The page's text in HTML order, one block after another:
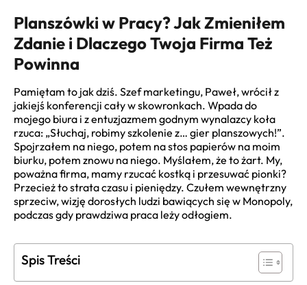
Planszówki w Pracy? Jak Zmieniłem
Zdanie i Dlaczego Twoja Firma Też
Powinna
Pamiętam to jak dziś. Szef marketingu, Paweł, wrócił z
jakiejś konferencji cały w skowronkach. Wpada do
mojego biura i z entuzjazmem godnym wynalazcy koła
rzuca: „Słuchaj, robimy szkolenie z… gier planszowych!”.
Spojrzałem na niego, potem na stos papierów na moim
biurku, potem znowu na niego. Myślałem, że to żart. My,
poważna firma, mamy rzucać kostką i przesuwać pionki?
Przecież to strata czasu i pieniędzy. Czułem wewnętrzny
sprzeciw, wizję dorosłych ludzi bawiących się w Monopoly,
podczas gdy prawdziwa praca leży odłogiem.
Spis Treści